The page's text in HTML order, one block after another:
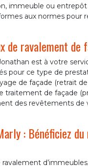
immeuble ou
aux normes pour
de ravalement de
est à votre
pour ce type de
de façade (retrait
traitement de façade
des revêtements
: Bénéficiez